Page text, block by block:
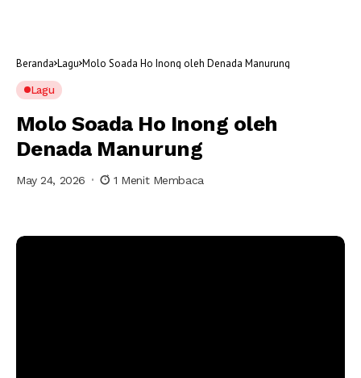
Beranda Lagu Molo Soada Ho Inong oleh Denada Manurung
Lagu
Molo Soada Ho Inong oleh
Denada Manurung
May 24, 2026 1 Menit Membaca